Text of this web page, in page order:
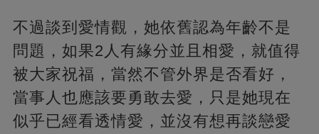
不過談到愛情觀，她依舊認為年齡不是
問題，如果2人有緣分並且相愛，就值得
被大家祝福，當然不管外界是否看好，
當事人也應該要勇敢去愛，只是她現在
似乎已經看透情愛，並沒有想再談戀愛